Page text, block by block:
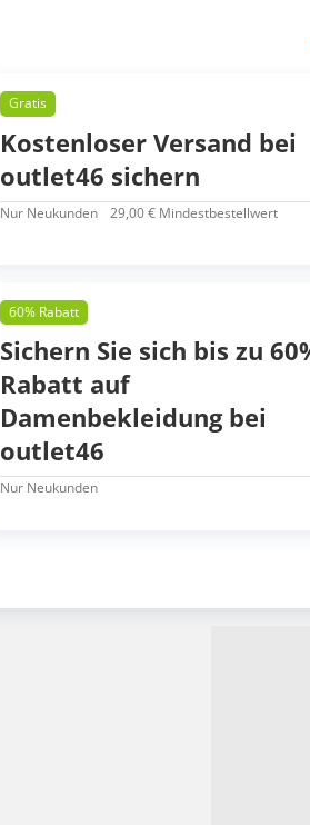
Gratis
Kostenloser Versand bei
outlet46 sichern
Nur Neukunden 29,00 € Mindestbestellwert
60% Rabatt
Sichern Sie sich bis zu
Rabatt auf
Damenbekleidung bei
outlet46
Nur Neukunden